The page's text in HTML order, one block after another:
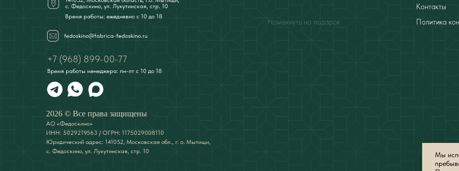
с. Федоскино, ул. Лукутинская, стр. 10
+7 (968) 899-00-77
АО «Федоскино»
ИНН: 5029219563 / ОГРН: 1175029008110
Юридический адрес: 141052, Московская обл., г. о. Мытищи,
с. Федоскино, ул. Лукутинская, стр. 10
2026 © Все права защищены
Время работы: ежедневно с 10 до 18
Время работы менеджера: пн-пт с 10 до 18
Намекнуть на подарок
Контакты
fedoskino@fabrica-fedoskino.ru
Политика
Мы